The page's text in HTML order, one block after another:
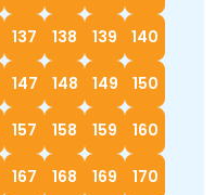
137 138 139 140
147 148 149 150
157 158 159 160
167 168 169 170